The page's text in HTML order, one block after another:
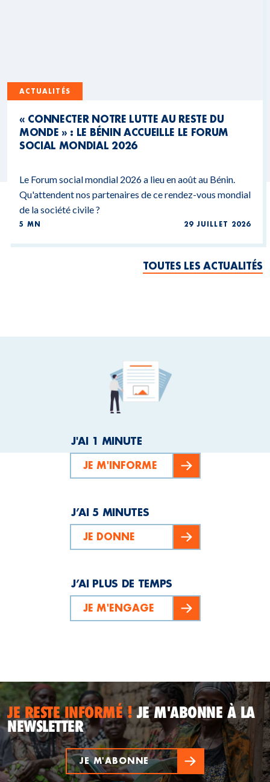
ACTUALITÉS
« CONNECTER NOTRE LUTTE AU RESTE DU
MONDE » : LE BÉNIN ACCUEILLE LE FORUM
SOCIAL MONDIAL 2026
Le Forum social mondial 2026 a lieu en août au Bénin.
Qu'attendent nos partenaires de ce rendez-vous mondial
de la société civile ?
5 MN 29 JUILLET 2026
TOUTES LES ACTUALITÉS
J'AI 1 MINUTE
JE M'INFORME
J’AI 5 MINUTES
JE DONNE
J’AI PLUS DE TEMPS
JE M'ENGAGE
JE RESTE INFORMÉ !JE M'ABONNE À LA
NEWSLETTER
JE M'ABONNE